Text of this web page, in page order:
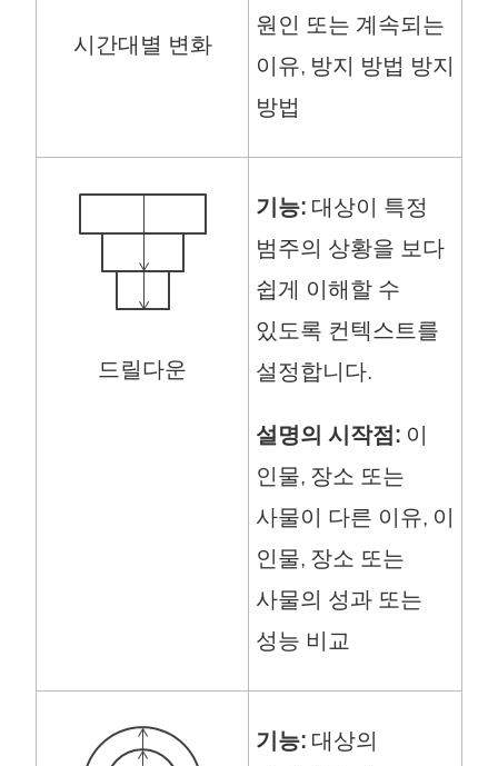
)
시간대별 변화
원인 또는 계속되는
이유, 방지 방법 방지
방법
드릴다운
기능: 대상이 특정
범주의 상황을 보다
쉽게 이해할 수
있도록 컨텍스트를
설정합니다.
설명의 시작점: 이
인물, 장소 또는
사물이 다른 이유, 이
인물, 장소 또는
사물의 성과 또는
성능 비교
기능: 대상의